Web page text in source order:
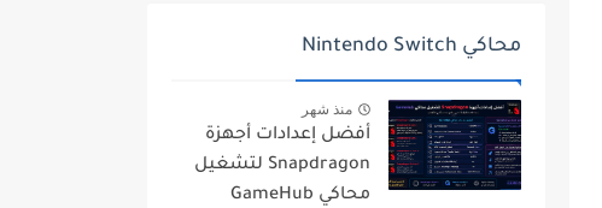
محاكي Nintendo Switch
منذ شهر
أفضل إعدادات أجهزة
Snapdragon لتشغيل
محاكي GameHub